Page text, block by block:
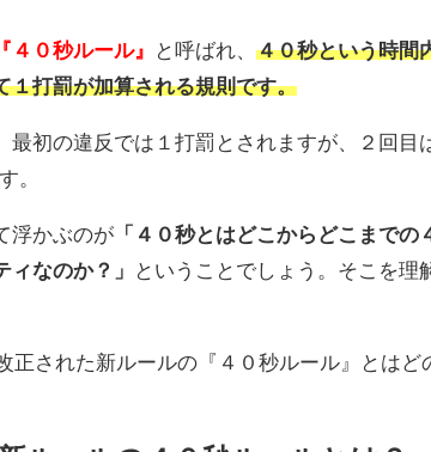
『４０秒ルール』 と呼ばれ、４０秒という時間
１打罰が加算される規則です。
最初の違反では１打罰とされますが、２回
。
浮かぶのが 「４０秒とはどこからどこまで
ィなのか？」
ということでしょう。そこを
正された新ルールの『４０秒ルール』とはど